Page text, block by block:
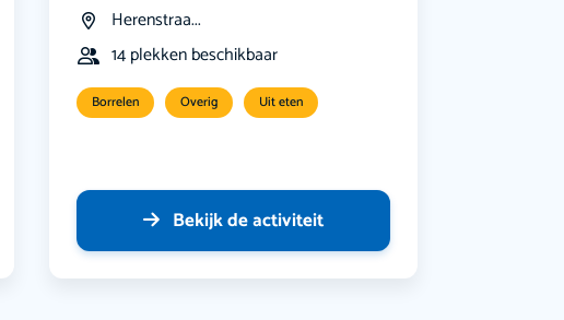
Herenstraa...
14 plekken beschikbaar
Borrelen Overig Uit eten
Bekijk de activiteit